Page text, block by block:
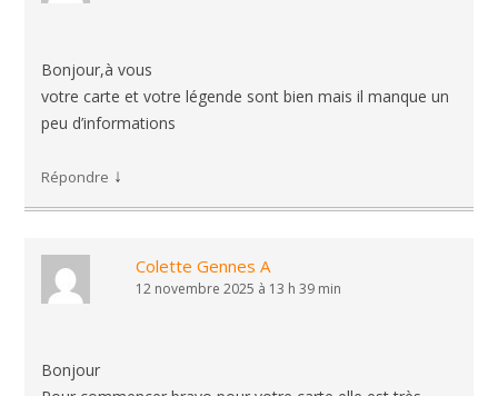
Bonjour,à vous
votre carte et votre légende sont bien mais il manque un
peu d’informations
Répondre ↓
Colette Gennes A
12 novembre 2025 à 13 h 39 min
Bonjour